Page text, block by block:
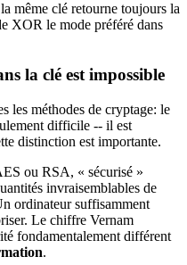
même clé retourne toujours la
XOR le mode préféré dans
la clé est impossible
les méthodes de cryptage: le
difficile -- il est
distinction est importante.
ou RSA, « sécurisé »
invraisemblables de
ordinateur suffisamment
Le chiffre Vernam
fondamentalement différent
.